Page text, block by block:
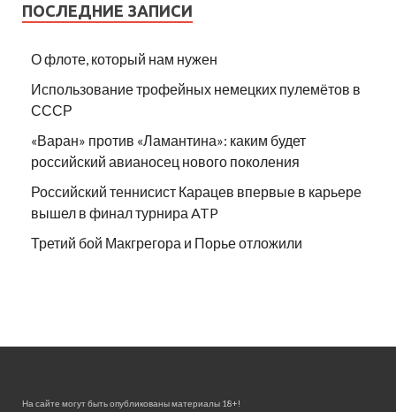
ПОСЛЕДНИЕ ЗАПИСИ
О флоте, который нам нужен
Использование трофейных немецких пулемётов в
СССР
«Варан» против «Ламантина»: каким будет
российский авианосец нового поколения
Российский теннисист Карацев впервые в карьере
вышел в финал турнира ATP
Третий бой Макгрегора и Порье отложили
На сайте могут быть опубликованы материалы 18+!